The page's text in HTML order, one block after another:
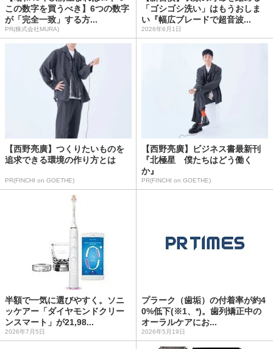
この数字を買うべき】6つの数字
が「完全一致」する方...
PR(株式会社MURA)
「ゴシゴシ洗い」はもうおしま
い『幅広ブレードで超音波...
2026年6月1日
【西野亮廣】つくりたいものを
追求できる環境の作り方とは
PR(FINCHI on GOETHE)
【西野亮廣】ビジネス書最新刊
『北極星 僕たちはどう働く
か』
PR(FINCHI on GOETHE)
半額で一気に選びやすく。ソニ
ッケアー「ダイヤモンドクリー
ンスマート」が21,98...
2026年7月5日
プラーク（歯垢）の付着率が約4
0%低下(※1、*)。歯列矯正中の
オーラルケアにお...
2026年5月19日